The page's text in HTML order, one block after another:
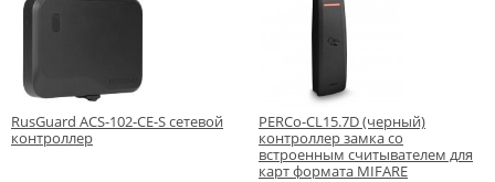
RusGuard ACS-102-CE-S сетевой
контроллер
PERCo-CL15.7D (черный)
контроллер замка со
встроенным считывателем для
карт формата MIFARE